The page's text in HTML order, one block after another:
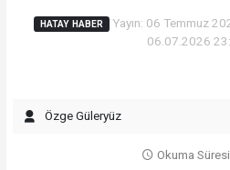
HATAY HABER
Yayın: 06 Temmuz
06.07.2026
Özge Güleryüz
Okuma